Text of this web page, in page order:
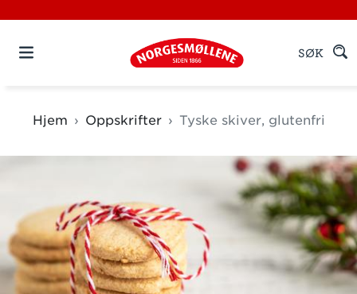
SØK
Hjem Oppskrifter Tyske skiver, glutenfri